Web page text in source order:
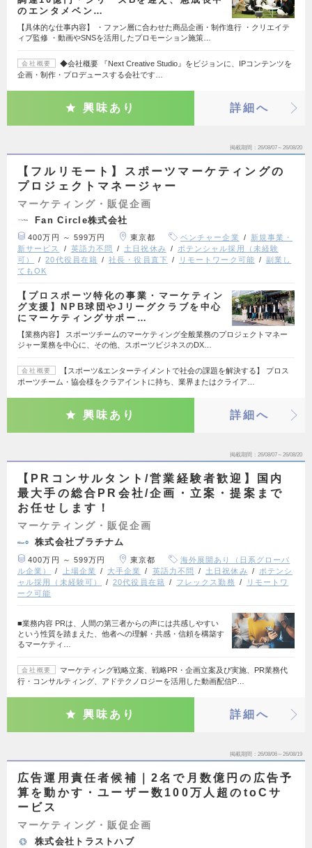
のエンタメベン…
【具体的な仕事内容】 ・ファン層に合わせた商品企画・制作進行 ・クリエイテ
ィブ監修 ・動画やSNSを活用したプロモーション施策…
会社概要
◆会社概要 『Next Creative Studio』をビジョンに、IPコンテンツを
企画・制作・プロデュースする会社です…
興味あり 詳細へ
掲載期間 26/08/07～26/08/20
【フルリモート】スポーツマーケティングの
プロジェクトマネージャー
マーケティング・販促企画
Fan Circle株式会社
400万円 ～ 599万円 東京都 ベンチャー企業
新規事業・
新サービス
英語力不問 土日祝休み
ポテンシャル採用（未経験
可）
20代役員在籍 社長・役員直下 リモートワーク可能
副業し
てもOK
【プロスポーツ特化の事業・マーケティン
グ支援】NPB球団やJリーグクラブを中心
にマーケティングサポー…
【業務内容】 スポーツチームのマーケティング全般業務のプロジェクトマネー
ジャー業務を中心に、その他、スポーツビジネスのDX…
会社概要
【スポーツ&エンターテイメントで社会の課題を解決する】 プロス
ポーツチーム・協会様をクラアイントに持ち、業界またはクライア…
興味あり 詳細へ
掲載期間 26/08/07～26/08/20
【PRコンサルタント/営業経験者歓迎】国内
最大手の総合PR会社/企画・立案・提案まで
お任せします！
マーケティング・販促企画
株式会社プラチナム
400万円 ～ 599万円 東京都
海外展開あり（日系グローバ
ル企業）
上場企業 大手企業 英語力不問 土日祝休み
ポテンシ
ャル採用（未経験可）
20代役員在籍 フレックス勤務
リモートワ
ーク可能
■業務内容 PRは、人間の第三者からの声には共感しやすい
という性質を踏まえた、他者への理解・共感・信頼を構築す
るマーケティ…
会社概要
マーケティング戦略立案、戦略PR・企画立案及び実施、PR業務代
行・コンサルティング、アドテクノロジーを活用した動画配信P…
興味あり 詳細へ
掲載期間 26/08/06～26/08/19
広告運用責任者候補｜2名で月数億円の広告予
算を動かす・ユーザー数100万人超のtoCサ
ービス
マーケティング・販促企画
株式会社トラストハブ